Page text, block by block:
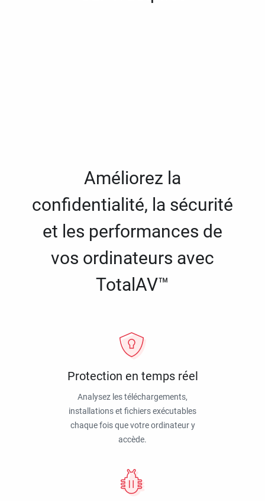
Améliorez la
confidentialité, la sécurité
et les performances de
vos ordinateurs avec
TotalAV™
Protection en temps réel
Analysez les téléchargements,
installations et fichiers exécutables
chaque fois que votre ordinateur y
accède.